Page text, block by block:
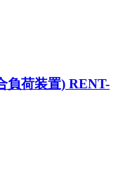
負荷装置) RENT-